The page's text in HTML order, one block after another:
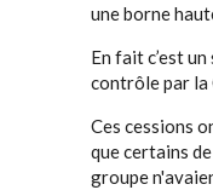
une borne
En fait c’est
contrôle par la
Ces cessions
que certains
groupe